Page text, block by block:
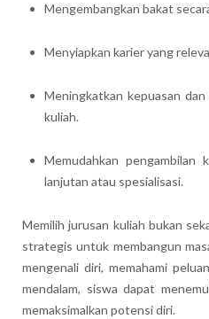
Mengembangkan bakat
Menyiapkan karier yang
Meningkatkan kepuasan
kuliah.
Memudahkan pengambilan
lanjutan atau spesialisasi.
Memilih jurusan kuliah bukan
strategis untuk membangun
mengenali diri, memahami
mendalam, siswa dapat
memaksimalkan potensi diri.